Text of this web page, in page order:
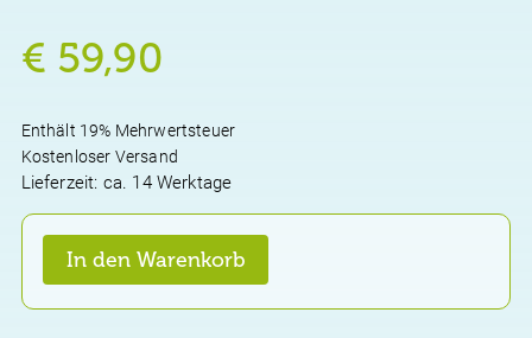
€ 59,90
Enthält 19% Mehrwertsteuer
Kostenloser Versand
Lieferzeit: ca. 14 Werktage
Steckenpferd
»Tilda«
Cord
und
In den Warenkorb